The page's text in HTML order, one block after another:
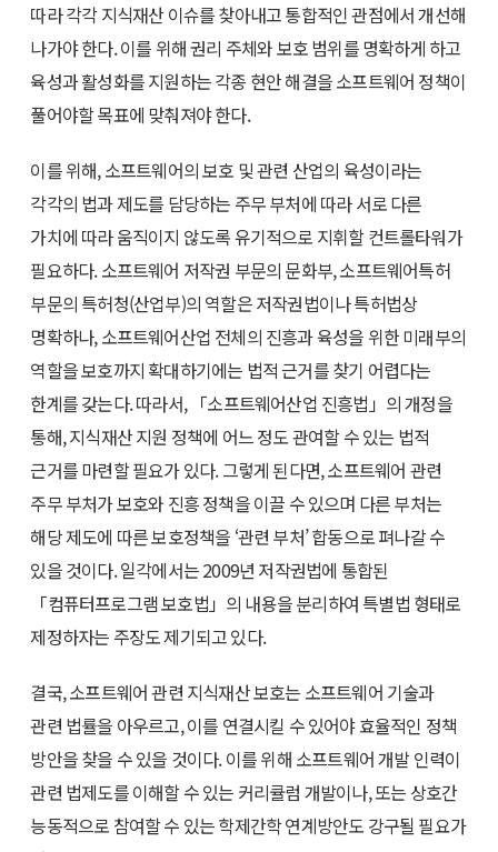
따라 각각 지식재산 이슈를 찾아내고 통합적인 관점에서 개선해
나가야 한다. 이를 위해 권리 주체와 보호 범위를 명확하게 하고
육성과 활성화를 지원하는 각종 현안 해결을 소프트웨어 정책이
풀어야할 목표에 맞춰져야 한다.
이를 위해, 소프트웨어의 보호 및 관련 산업의 육성이라는
각각의 법과 제도를 담당하는 주무 부처에 따라 서로 다른
가치에 따라 움직이지 않도록 유기적으로 지휘할 컨트롤타워가
필요하다. 소프트웨어 저작권 부문의 문화부, 소프트웨어특허
부문의 특허청(산업부)의 역할은 저작권법이나 특허법상
명확하나, 소프트웨어산업 전체의 진흥과 육성을 위한 미래부의
역할을 보호까지 확대하기에는 법적 근거를 찾기 어렵다는
한계를 갖는다. 따라서, 「소프트웨어산업 진흥법」의 개정을
통해, 지식재산 지원 정책에 어느 정도 관여할 수 있는 법적
근거를 마련할 필요가 있다. 그렇게 된다면, 소프트웨어 관련
주무 부처가 보호와 진흥 정책을 이끌 수 있으며 다른 부처는
해당 제도에 따른 보호정책을 ‘관련 부처’ 합동으로 펴나갈 수
있을 것이다. 일각에서는 2009년 저작권법에 통합된
「컴퓨터프로그램 보호법」의 내용을 분리하여 특별법 형태로
제정하자는 주장도 제기되고 있다.
결국, 소프트웨어 관련 지식재산 보호는 소프트웨어 기술과
관련 법률을 아우르고, 이를 연결시킬 수 있어야 효율적인 정책
방안을 찾을 수 있을 것이다. 이를 위해 소프트웨어 개발 인력이
관련 법제도를 이해할 수 있는 커리큘럼 개발이나, 또는 상호간
능동적으로 참여할 수 있는 학제간학 연계방안도 강구될 필요가